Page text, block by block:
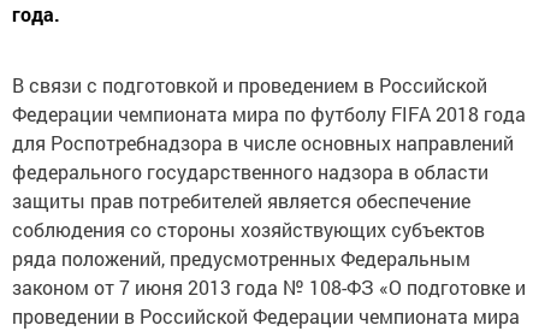
года.
В связи с подготовкой и проведением в Российской
Федерации чемпионата мира по футболу FIFA 2018 года
для Роспотребнадзора в числе основных направлений
федерального государственного надзора в области
защиты прав потребителей является обеспечение
соблюдения со стороны хозяйствующих субъектов
ряда положений, предусмотренных Федеральным
законом от 7 июня 2013 года № 108-ФЗ «О подготовке и
проведении в Российской Федерации чемпионата мира